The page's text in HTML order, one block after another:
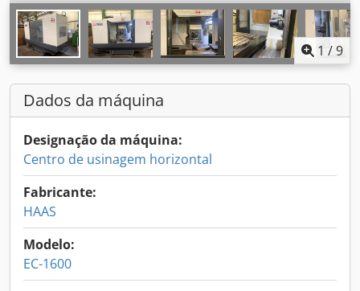
1 /9
Dados da máquina
Designação da máquina:
Centro de usinagem horizontal
Fabricante:
HAAS
Modelo:
EC-1600